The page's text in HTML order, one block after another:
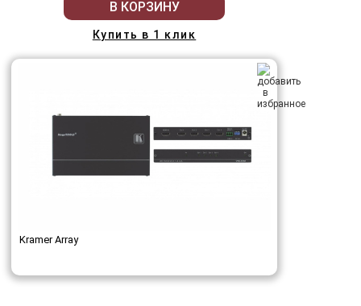
В КОРЗИНУ
Купить в 1 клик
Kramer Array